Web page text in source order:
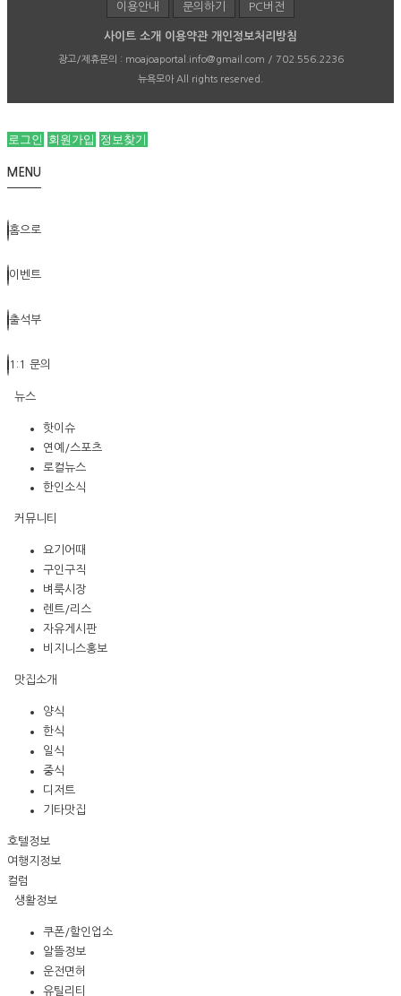
이용안내 문의하기 PC버전
사이트 소개 이용약관 개인정보처리방침
광고/제휴문의 : moajoaportal.info@gmail.com / 702.556.2236
뉴욕모아All rights reserved.
로그인 회원가입 정보찾기
MENU
홈으로
이벤트
출석부
1:1 문의
뉴스
핫이슈
연예/스포츠
로컬뉴스
한인소식
커뮤니티
요기어때
구인구직
벼룩시장
렌트/리스
자유게시판
비지니스홍보
맛집소개
양식
한식
일식
중식
디저트
기타맛집
호텔정보
여행지정보
컬럼
생활정보
쿠폰/할인업소
알뜰정보
운전면허
유틸리티